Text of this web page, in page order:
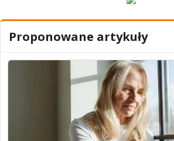
Proponowane artykuły